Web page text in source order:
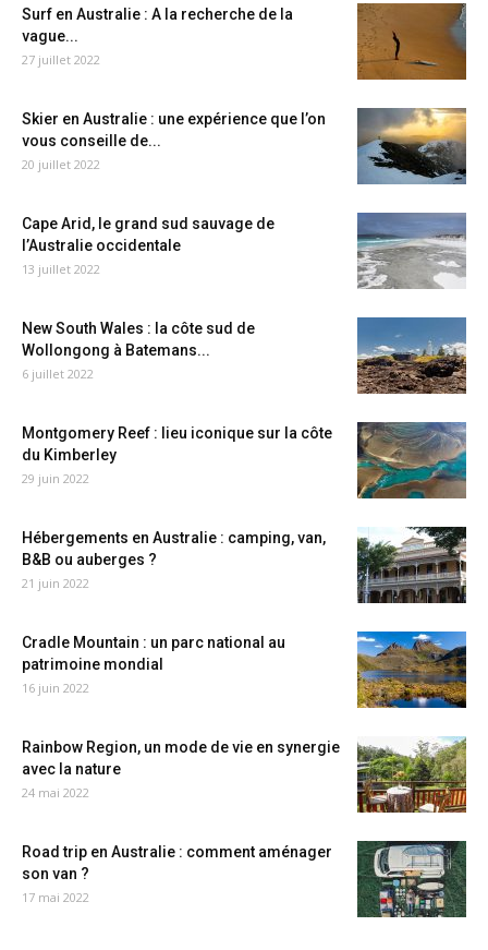
Surf en Australie : A la recherche de la
vague...
27 juillet 2022
Skier en Australie : une expérience que l’on
vous conseille de...
20 juillet 2022
Cape Arid, le grand sud sauvage de
l’Australie occidentale
13 juillet 2022
New South Wales : la côte sud de
Wollongong à Batemans...
6 juillet 2022
Montgomery Reef : lieu iconique sur la côte
du Kimberley
29 juin 2022
Hébergements en Australie : camping, van,
B&B ou auberges ?
21 juin 2022
Cradle Mountain : un parc national au
patrimoine mondial
16 juin 2022
Rainbow Region, un mode de vie en synergie
avec la nature
24 mai 2022
Road trip en Australie : comment aménager
son van ?
17 mai 2022